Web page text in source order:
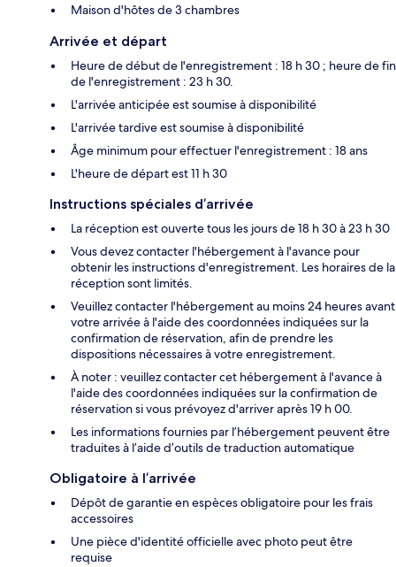
Maison d'hôtes de 3 chambres
Arrivée et départ
Heure de début de l'enregistrement : 18 h 30 ; heure de fin
de l'enregistrement : 23 h 30.
L'arrivée anticipée est soumise à disponibilité
L'arrivée tardive est soumise à disponibilité
Âge minimum pour effectuer l'enregistrement : 18 ans
L'heure de départ est 11 h 30
Instructions spéciales d’arrivée
La réception est ouverte tous les jours de 18 h 30 à 23 h 30
Vous devez contacter l'hébergement à l'avance pour
obtenir les instructions d'enregistrement. Les horaires de la
réception sont limités.
Veuillez contacter l'hébergement au moins 24 heures avant
votre arrivée à l'aide des coordonnées indiquées sur la
confirmation de réservation, afin de prendre les
dispositions nécessaires à votre enregistrement.
À noter : veuillez contacter cet hébergement à l'avance à
l'aide des coordonnées indiquées sur la confirmation de
réservation si vous prévoyez d'arriver après 19 h 00.
Les informations fournies par l’hébergement peuvent être
traduites à l’aide d’outils de traduction automatique
Obligatoire à l’arrivée
Dépôt de garantie en espèces obligatoire pour les frais
accessoires
Une pièce d'identité officielle avec photo peut être
requise